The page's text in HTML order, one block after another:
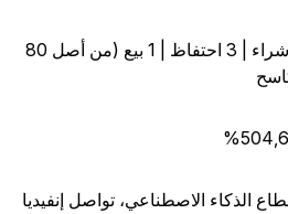
: 76 شراء | 3 احتفاظ | 1 بيع (من أصل 80
الذكاء الاصطناعي، تواصل إنفيديا